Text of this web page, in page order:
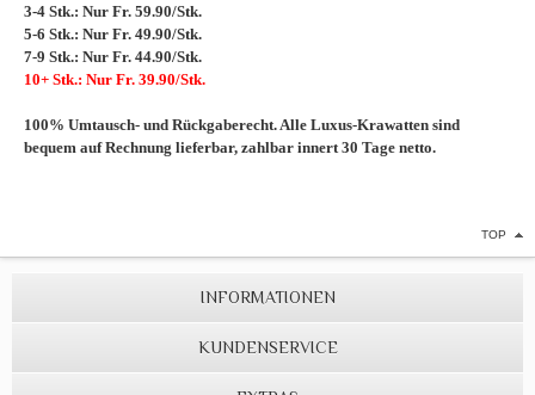
3-4 Stk.: Nur Fr. 59.90/Stk.
5-6 Stk.: Nur Fr. 49.90/Stk.
7-9 Stk.: Nur Fr. 44.90/Stk.
10+ Stk.: Nur Fr. 39.90/Stk.
100% Umtausch- und Rückgaberecht. Alle Luxus-Krawatten sind
bequem auf Rechnung lieferbar, zahlbar innert 30 Tage netto.
TOP
INFORMATIONEN
KUNDENSERVICE